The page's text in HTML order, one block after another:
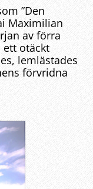
”Den
Maximilian
av förra
otäckt
lemlästades
förvridna